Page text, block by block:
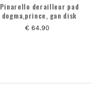
Pinarello derailleur pad
dogma,prince, gan disk
€ 64.90